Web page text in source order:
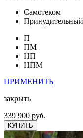
Самотеком
Принудительный
П
ПМ
НП
НПМ
ПРИМЕНИТЬ
закрыть
339 900 руб.
КУПИТЬ